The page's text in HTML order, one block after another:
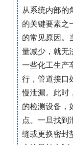
从系统内部的
的关键要素之
的常见原因。
量减少，就无
一些化工生产
行，管道接口
慢泄漏。此时
的检测设备，
点。一旦找到
缝或更换密封